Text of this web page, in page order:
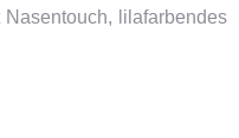
lilafarbendes